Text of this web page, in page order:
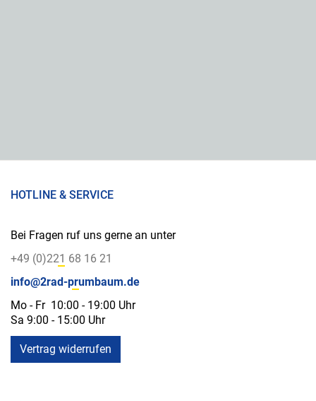
HOTLINE & SERVICE
Bei Fragen ruf uns gerne an unter
+49 (0)221 68 16 21
info@2rad-prumbaum.de
Mo - Fr 10:00 - 19:00 Uhr
Sa 9:00 - 15:00 Uhr
Vertrag widerrufen